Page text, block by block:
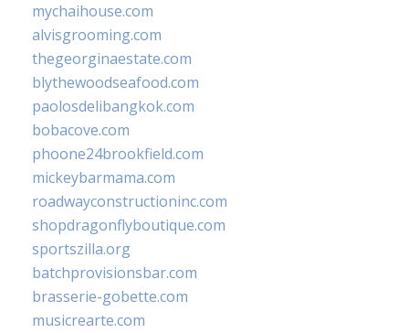
mychaihouse.com
alvisgrooming.com
thegeorginaestate.com
blythewoodseafood.com
paolosdelibangkok.com
bobacove.com
phoone24brookfield.com
mickeybarmama.com
roadwayconstructioninc.com
shopdragonflyboutique.com
sportszilla.org
batchprovisionsbar.com
brasserie-gobette.com
musicrearte.com